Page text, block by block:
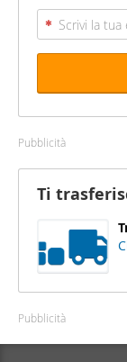
Pubblicità
Ti
Pubblicità